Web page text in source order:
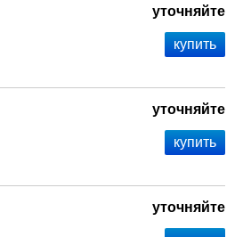
уточняйте
уточняйте
уточняйте